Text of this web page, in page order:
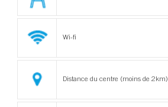
Wi-fi
Distance du centre (moins de 2km)